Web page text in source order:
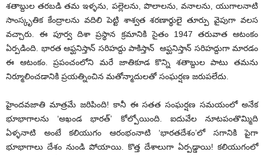
శతాబ్దుల తరబడి తమ ఇళ్ళను, పల్లెలను, పొలాలను, వనాలను, యుగాలనాటి
సాంస్కృతిక కేంద్రాలను వదిలి పెట్టి శాశ్వత శరణార్థులై తూర్పు వైపుగా వలస
వచ్చారు. ఈ పూర్వ దిశా ప్రస్థాన క్రమానికి సైతం 1947 తరువాత ఆటంకం
ఏర్పడింది. భారత ఆఫ్ఘనిస్తాన్ సరిహద్దు పాకిస్తాన్ ఆఫ్ఘనిస్తాన్ సరిహద్దుగా మారడం
ఈ ఆటంకం. ప్రపంచంలోని మరే జాతికూడ కొన్ని శతాబ్దుల పాటు తమను
నిర్మూలించడానికి ప్రయత్నించిన మతోన్మాదులతో సంఘర్షణ జరుపలేదు.
హైందవజాతి మాత్రమే జరిపింది! కానీ ఈ సతత సంఘర్షణ సమయంలో అనేక
భూభాగాలను ‘అఖండ భారత్’ కోల్పోయింది. ఐదువేల నూటపంతొమ్మిది
ఏళ్ళనాటి అంటే కలియుగం ఆరంభంనాటి ‘భారతదేశం’లో సగానికి పైగా
భూభాగాలు దేశం నుండి పోయాయి. కొత్త దేశాలుగా ఏర్పడ్డాయి! కలియుగంలో